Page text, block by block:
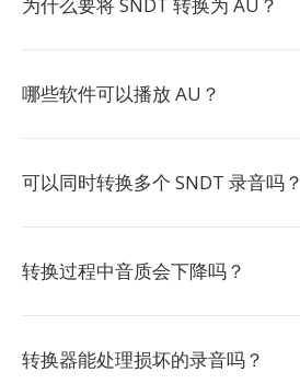
哪些软件可以播放 AU？
可以同时转换多个 SNDT 录音吗？
转换过程中音质会下降吗？
转换器能处理损坏的录音吗？